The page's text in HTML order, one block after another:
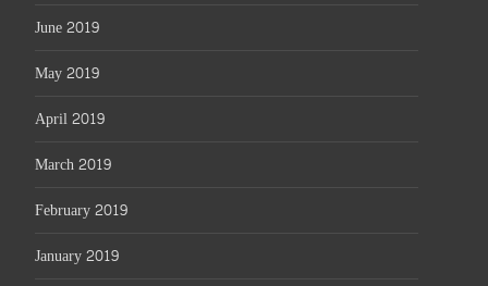
June 2019
May 2019
April 2019
March 2019
February 2019
January 2019